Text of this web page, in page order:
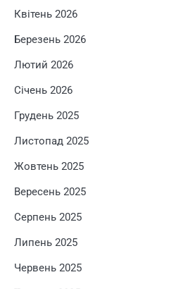
Квітень 2026
Березень 2026
Лютий 2026
Січень 2026
Грудень 2025
Листопад 2025
Жовтень 2025
Вересень 2025
Серпень 2025
Липень 2025
Червень 2025